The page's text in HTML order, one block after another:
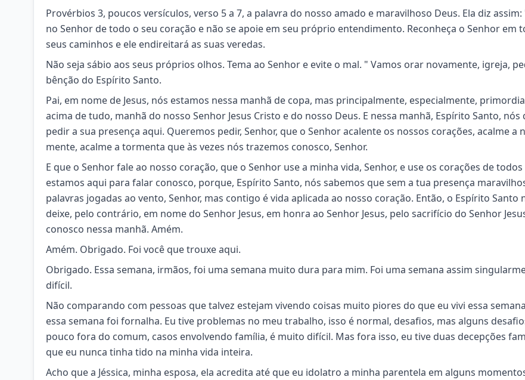
Provérbios 3, poucos versículos, verso 5 a 7, a palavra do nosso amado e maravilhoso Deus. Ela diz
no Senhor de todo o seu coração e não se apoie em seu próprio entendimento. Reconheça o Senhor em
seus caminhos e ele endireitará as suas veredas.
Não seja sábio aos seus próprios olhos. Tema ao Senhor e evite o mal. " Vamos orar novamente, igreja,
bênção do Espírito Santo.
Pai, em nome de Jesus, nós estamos nessa manhã de copa, mas principalmente, especialmente,
acima de tudo, manhã do nosso Senhor Jesus Cristo e do nosso Deus. E nessa manhã, Espírito Santo, nós
pedir a sua presença aqui. Queremos pedir, Senhor, que o Senhor acalente os nossos corações, acalme a
mente, acalme a tormenta que às vezes nós trazemos conosco, Senhor.
E que o Senhor fale ao nosso coração, que o Senhor use a minha vida, Senhor, e use os corações de
estamos aqui para falar conosco, porque, Espírito Santo, nós sabemos que sem a tua presença
palavras jogadas ao vento, Senhor, mas contigo é vida aplicada ao nosso coração. Então, o Espírito Santo
deixe, pelo contrário, em nome do Senhor Jesus, em honra ao Senhor Jesus, pelo sacrifício do Senhor
conosco nessa manhã. Amém.
Amém. Obrigado. Foi você que trouxe aqui.
Obrigado. Essa semana, irmãos, foi uma semana muito dura para mim. Foi uma semana assim
difícil.
Não comparando com pessoas que talvez estejam vivendo coisas muito piores do que eu vivi essa
essa semana foi fornalha. Eu tive problemas no meu trabalho, isso é normal, desafios, mas alguns
pouco fora do comum, casos envolvendo família, é muito difícil. Mas fora isso, eu tive duas decepções
que eu nunca tinha tido na minha vida inteira.
Acho que a Jéssica, minha esposa, ela acredita até que eu idolatro a minha parentela em alguns